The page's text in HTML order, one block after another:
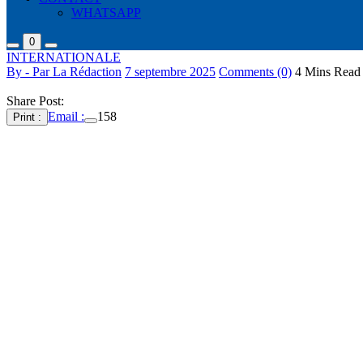
WHATSAPP
0
INTERNATIONALE
By - Par La Rédaction 7 septembre 2025 Comments (0) 4 Mins Read
Share Post:
Print : Email : 158